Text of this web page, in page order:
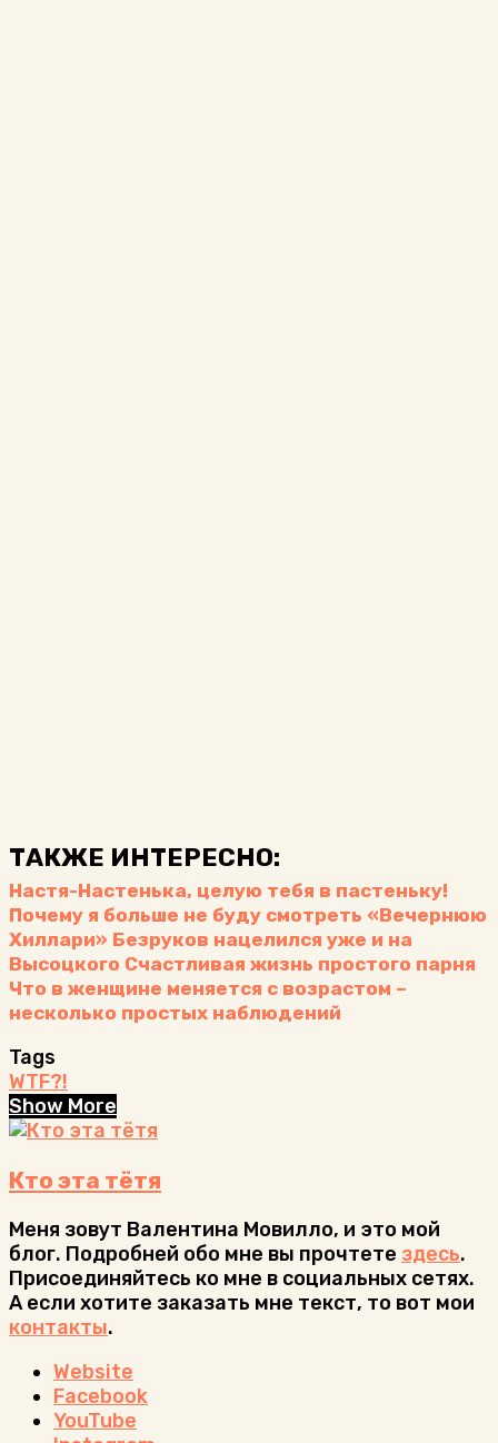
ТАКЖЕ ИНТЕРЕСНО:
Настя-Настенька, целую тебя в пастеньку!
Почему я больше не буду смотреть «Вечернюю
Хиллари» Безруков нацелился уже и на
Высоцкого Счастливая жизнь простого парня
Что в женщине меняется с возрастом –
несколько простых наблюдений
Tags
WTF?!
Show More
Кто эта тётя
Меня зовут Валентина Мовилло, и это мой
блог. Подробней обо мне вы прочтете здесь.
Присоединяйтесь ко мне в социальных сетях.
А если хотите заказать мне текст, то вот мои
контакты.
Website
Facebook
YouTube